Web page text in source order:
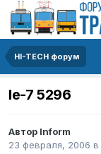
HI-TECH форум
Ie-7 5296
Автор Inform
23 февраля, 2006 в